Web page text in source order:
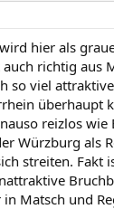
hier als
richtig aus
so viel
überhaupt
reizlos
Würzburg als
streiten. Fakt
Matsch und